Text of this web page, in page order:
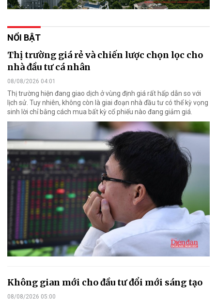
NỔI BẬT
Thị trường giá rẻ và chiến lược chọn lọc cho
nhà đầu tư cá nhân
08/08/2026 04:01
Thị trường hiện đang giao dịch ở vùng định giá rất hấp dẫn so với
lịch sử. Tuy nhiên, không còn là giai đoạn nhà đầu tư có thể kỳ vọng
sinh lời chỉ bằng cách mua bất kỳ cổ phiếu nào đang giảm giá.
Không gian mới cho đầu tư đổi mới sáng tạo
08/08/2026 05:00